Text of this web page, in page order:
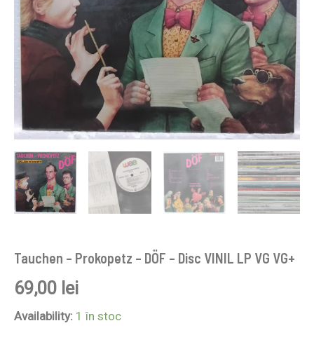
Tauchen – Prokopetz – DÖF – Disc VINIL LP VG VG+
69,00 lei
Availability: 1 în stoc
VG+